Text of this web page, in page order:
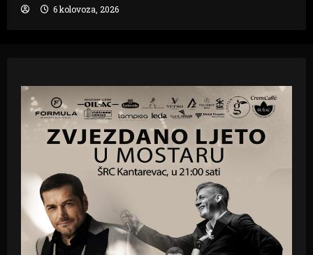
6 kolovoza, 2026